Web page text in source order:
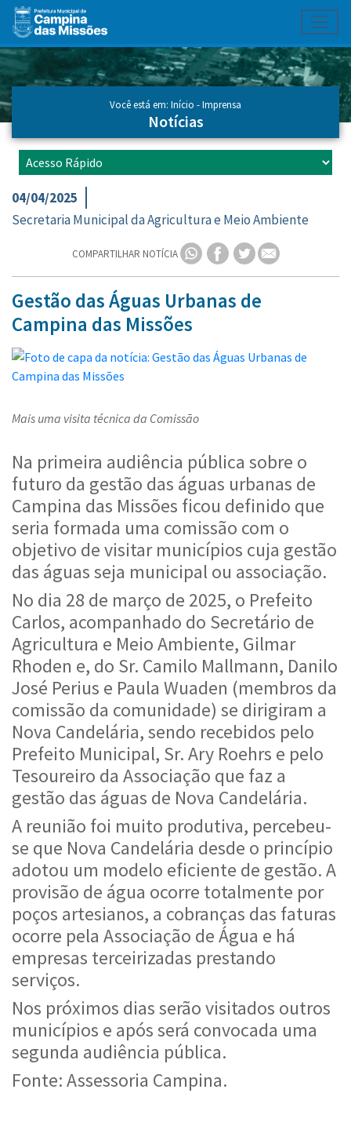
Ir para conteúdo principal
Conteúdo Principal
Você está em: Início -Imprensa
Notícias
04/04/2025
Secretaria Municipal da Agricultura e Meio Ambiente
COMPARTILHAR NOTÍCIA
Gestão das Águas Urbanas de
Campina das Missões
Mais uma visita técnica da Comissão
Na primeira audiência pública sobre o
futuro da gestão das águas urbanas de
Campina das Missões ficou definido que
seria formada uma comissão com o
objetivo de visitar municípios cuja gestão
das águas seja municipal ou associação.
No dia 28 de março de 2025, o Prefeito
Carlos, acompanhado do Secretário de
Agricultura e Meio Ambiente, Gilmar
Rhoden e, do Sr. Camilo Mallmann, Danilo
José Perius e Paula Wuaden (membros da
comissão da comunidade) se dirigiram a
Nova Candelária, sendo recebidos pelo
Prefeito Municipal, Sr. Ary Roehrs e pelo
Tesoureiro da Associação que faz a
gestão das águas de Nova Candelária.
A reunião foi muito produtiva, percebeu-
se que Nova Candelária desde o princípio
adotou um modelo eficiente de gestão. A
provisão de água ocorre totalmente por
poços artesianos, a cobranças das faturas
ocorre pela Associação de Água e há
empresas terceirizadas prestando
serviços.
Nos próximos dias serão visitados outros
municípios e após será convocada uma
segunda audiência pública.
Fonte: Assessoria Campina.